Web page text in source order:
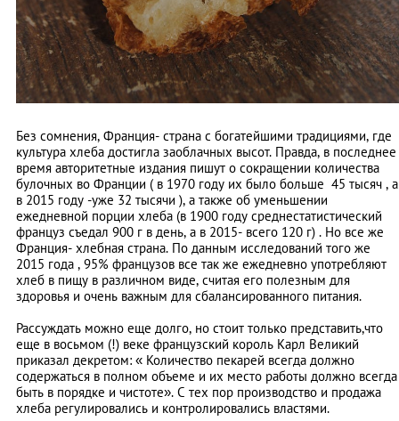
Без сомнения, Франция- страна с богатейшими традициями, где
культура хлеба достигла заоблачных высот. Правда, в последнее
время авторитетные издания пишут о сокращении количества
булочных во Франции ( в 1970 году их было больше 45 тысяч , а
в 2015 году -уже 32 тысячи ), а также об уменьшении
ежедневной порции хлеба (в 1900 году среднестатистический
француз съедал 900 г в день, а в 2015- всего 120 г) . Но все же
Франция- хлебная страна. По данным исследований того же
2015 года , 95% французов все так же ежедневно употребляют
хлеб в пищу в различном виде, считая его полезным для
здоровья и очень важным для сбалансированного питания.
Рассуждать можно еще долго, но стоит только представить,что
еще в восьмом (!) веке французский король Карл Великий
приказал декретом: « Количество пекарей всегда должно
содержаться в полном объеме и их место работы должно всегда
быть в порядке и чистоте». С тех пор производство и продажа
хлеба регулировались и контролировались властями.